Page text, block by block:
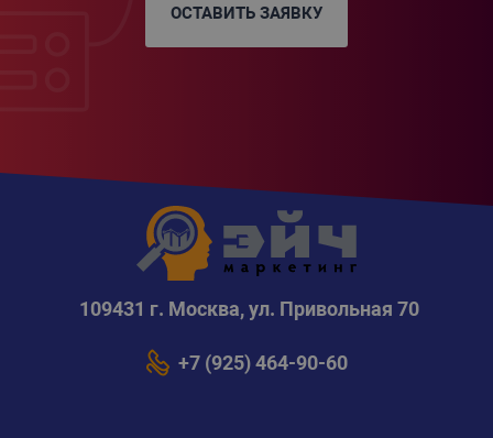
ОСТАВИТЬ ЗАЯВКУ
109431 г. Москва, ул. Привольная 70
+7 (925) 464-90-60